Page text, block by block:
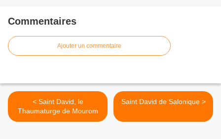
Commentaires
Ajouter un commentaire
< Saint David, le
Thaumaturge de Mourom
Saint David de Salonique >